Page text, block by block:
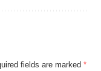
fields are marked *